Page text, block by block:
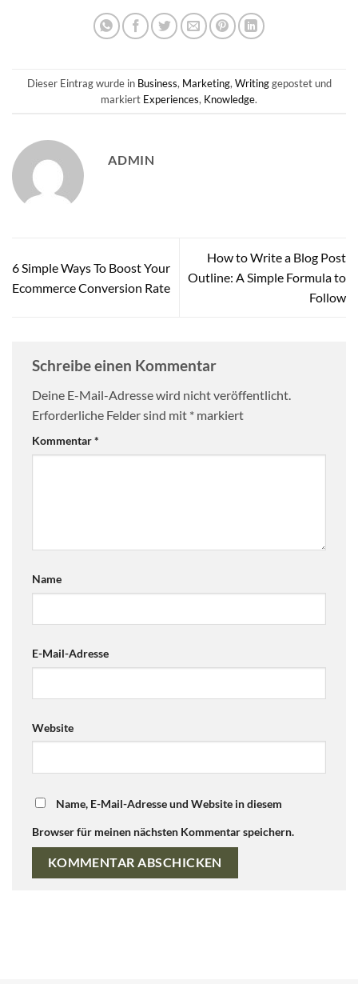
Dieser Eintrag wurde in Business, Marketing, Writinggepostet und
markiert Experiences, Knowledge.
ADMIN
6 Simple Ways To Boost Your
Ecommerce Conversion Rate
How to Write a Blog Post
Outline: A Simple Formula to
Follow
Schreibe einen Kommentar
Deine E-Mail-Adresse wird nicht veröffentlicht.
Erforderliche Felder sind mit * markiert
Kommentar*
Name
E-Mail-Adresse
Website
Name, E-Mail-Adresse und Website in diesem
Browser für meinen nächsten Kommentar speichern.